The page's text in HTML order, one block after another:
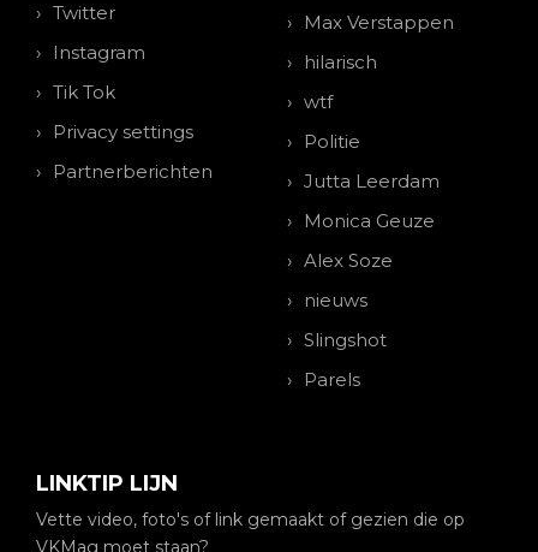
Twitter
Instagram
Tik Tok
Privacy settings
Partnerberichten
Max Verstappen
hilarisch
wtf
Politie
Jutta Leerdam
Monica Geuze
Alex Soze
nieuws
Slingshot
Parels
LINKTIP LIJN
Vette video, foto's of link gemaakt of gezien die op
VKMag moet staan?